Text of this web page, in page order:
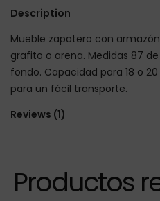
Description
Mueble zapatero con
grafito o arena. Medidas 87
fondo. Capacidad para 18 o
para un fácil transporte.
Reviews (1)
Productos